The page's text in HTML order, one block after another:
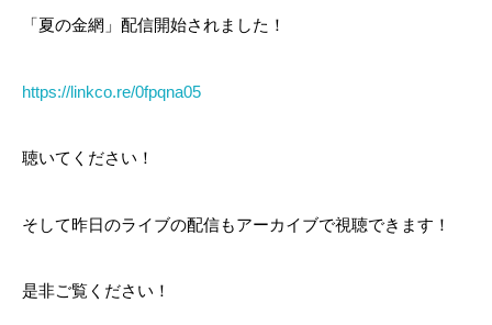
「夏の金網」配信開始されました！
https://linkco.re/0fpqna05
聴いてください！
そして昨日のライブの配信もアーカイブで視聴できます！
是非ご覧ください！